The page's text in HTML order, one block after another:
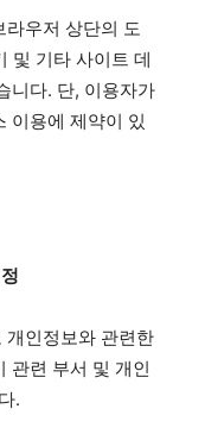
우저 상단의 도
및 기타 사이트 데
니다. 단, 이용자가
이용에 제약이 있
개인정보와 관련한
관련 부서 및 개인
.